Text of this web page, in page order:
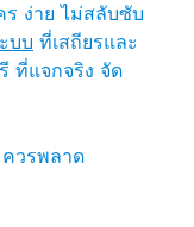
ร ง่าย ไม่สลับซับ
บบ ที่เสถียรและ
ที่แจกจริง จัด
วรพลาด